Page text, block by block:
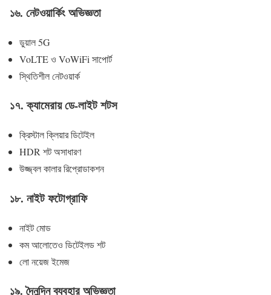
১৬. নেটওয়ার্কিং অভিজ্ঞতা
ডুয়াল 5G
VoLTE ও VoWiFi সাপোর্ট
স্থিতিশীল নেটওয়ার্ক
১৭. ক্যামেরায় ডে-লাইট শটস
ক্রিস্টাল ক্লিয়ার ডিটেইল
HDR শট অসাধারণ
উজ্জ্বল কালার রিপ্রোডাকশন
১৮. নাইট ফটোগ্রাফি
নাইট মোড
কম আলোতেও ডিটেইলড শট
লো নয়েজ ইমেজ
১৯. দৈনন্দিন ব্যবহার অভিজ্ঞতা